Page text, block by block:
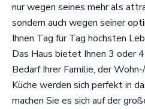
nur wegen seines mehr als
sondern auch wegen seiner
Ihnen Tag für Tag höchsten
Das Haus bietet Ihnen 3 oder
Bedarf Ihrer Familie, der
Küche werden sich perfekt in
machen Sie es sich auf der